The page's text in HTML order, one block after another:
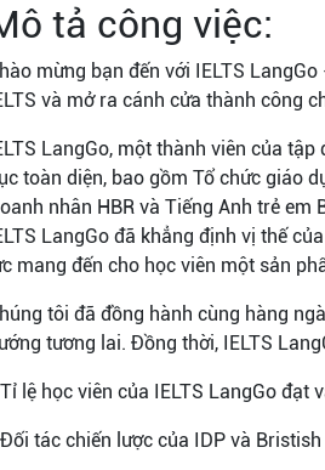
tả công việc:
mừng bạn đến với IELTS
và mở ra cánh cửa thành công
LangGo, một thành viên của
toàn diện, bao gồm Tổ chức giáo
nhân HBR và Tiếng Anh trẻ
LangGo đã khẳng định vị thế
mang đến cho học viên một sản
tôi đã đồng hành cùng hàng
tương lai. Đồng thời, IELTS
lệ học viên của IELTS LangGo đạt
tác chiến lược của IDP và Bristish